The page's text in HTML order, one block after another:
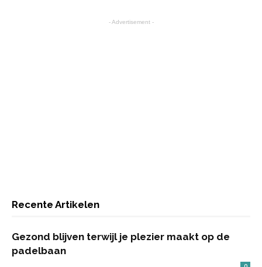
- Advertisement -
Recente Artikelen
Gezond blijven terwijl je plezier maakt op de
padelbaan